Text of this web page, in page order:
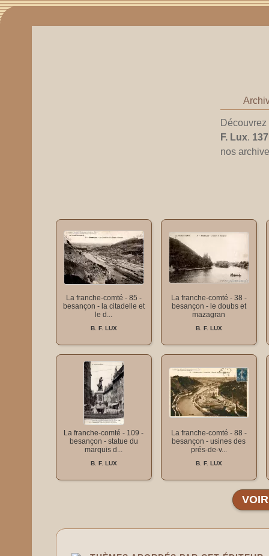
F. Lux.
nos
La franche-comté - 85 -
besançon - la citadelle et
le d...
B. F. LUX
La franche-comté - 38 -
besançon - le doubs et
mazagran
B. F. LUX
La franche-comté - 109 -
besançon - statue du
marquis d...
B. F. LUX
La franche-comté - 88 -
besançon - usines des
prés-de-v...
B. F. LUX